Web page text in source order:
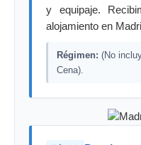
y equipaje.
alojamiento en
Régimen: (No
Cena).